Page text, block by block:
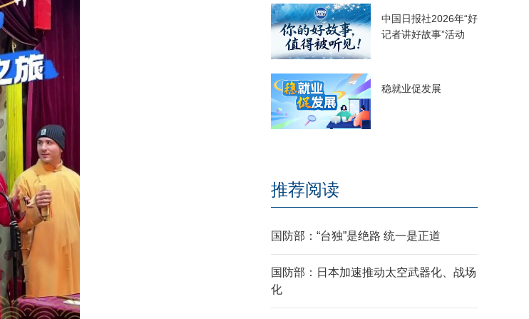
中国日报社2026年“好
记者讲好故事”活动
稳就业促发展
推荐阅读
国防部：“台独”是绝路 统一是正道
国防部：日本加速推动太空武器化、战场
化